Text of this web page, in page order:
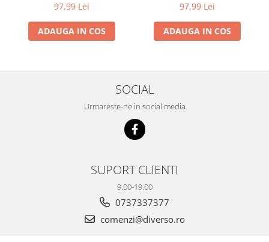
97,99 Lei
ADAUGA IN COS
97,99 Lei
ADAUGA IN COS
SOCIAL
Urmareste-ne in social media
SUPORT CLIENTI
9.00-19.00
0737337377
comenzi@diverso.ro